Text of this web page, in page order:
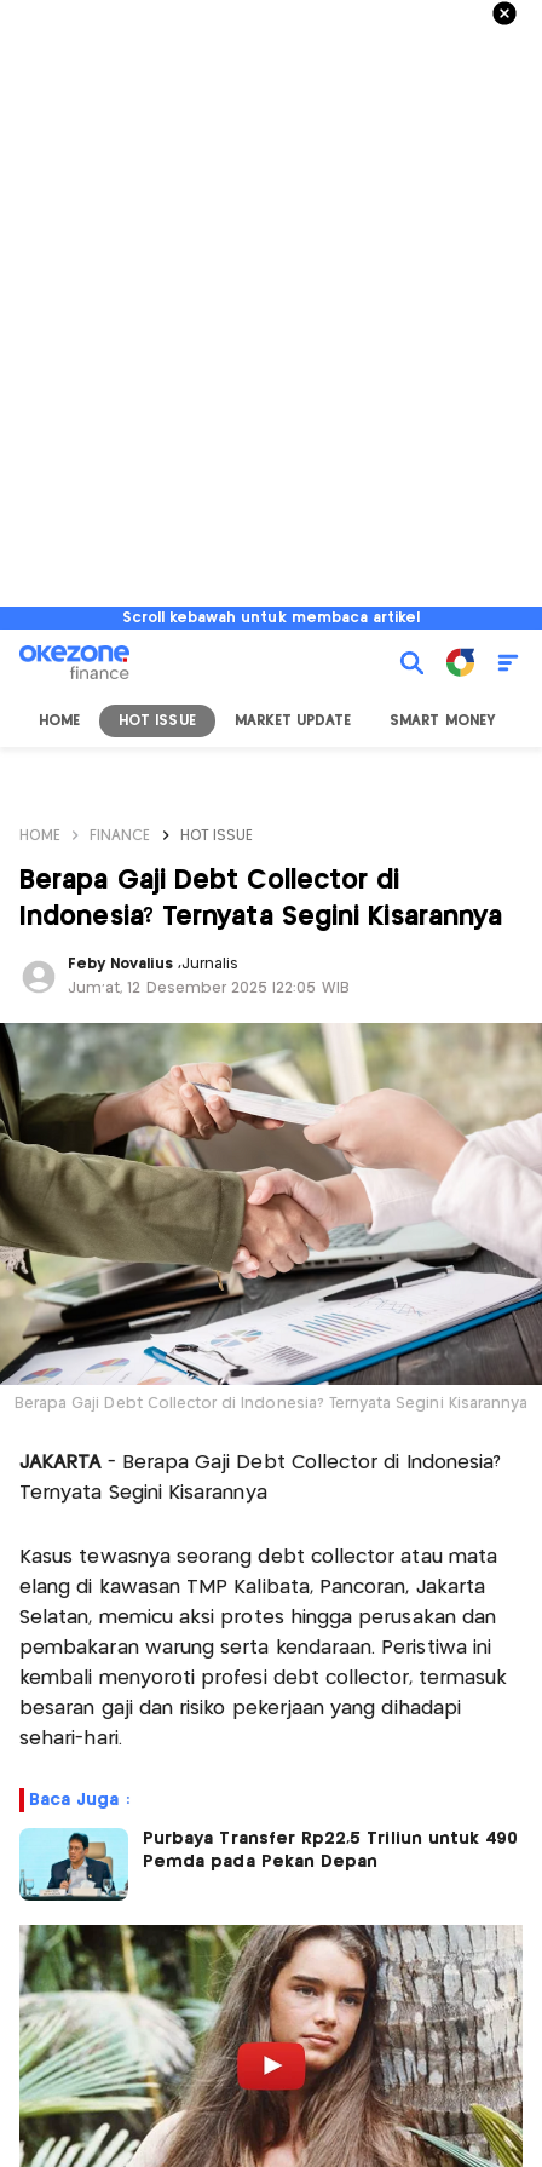
Scroll kebawah untuk membaca artikel
HOME HOT ISSUE MARKET UPDATE SMART MONEY
HOME FINANCE HOT ISSUE
Berapa Gaji Debt Collector di
Indonesia? Ternyata Segini Kisarannya
Feby Novalius ,Jurnalis
Jum'at, 12 Desember 2025 |22:05 WIB
Berapa Gaji Debt Collector di Indonesia? Ternyata Segini Kisarannya
JAKARTA - Berapa Gaji Debt Collector di Indonesia?
Ternyata Segini Kisarannya
Kasus tewasnya seorang debt collector atau mata
elang di kawasan TMP Kalibata, Pancoran, Jakarta
Selatan, memicu aksi protes hingga perusakan dan
pembakaran warung serta kendaraan. Peristiwa ini
kembali menyoroti profesi debt collector, termasuk
besaran gaji dan risiko pekerjaan yang dihadapi
sehari-hari.
Baca Juga :
Purbaya Transfer Rp22,5 Triliun untuk 490
Pemda pada Pekan Depan